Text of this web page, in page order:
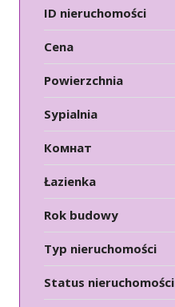
ID nieruchomości
Cena
Powierzchnia
Sypialnia
Комнат
Łazienka
Rok budowy
Typ nieruchomości
Status nieruchomości